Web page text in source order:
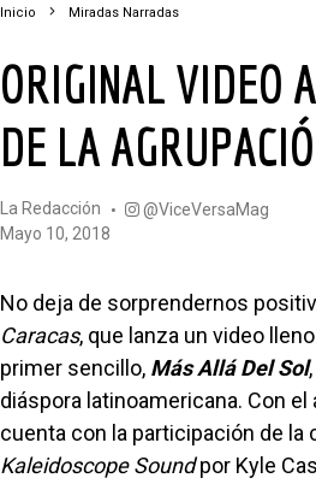
Inicio Miradas Narradas
ORIGINAL VIDEO ACOMPAÑA EL NUEVO ÁLBUM
DE LA
La Redacción
@ViceVersaMag
mayo 10, 2018
No deja de sorprendernos
Caracas, que lanza un video
primer sencillo, MásAllá Del Sol
diáspora latinoamericana. Con el
cuenta con la participación de la
Kaleidoscope Soundpor Kyle